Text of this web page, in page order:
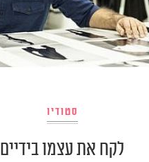
סטודיו
לקח את עצמו בידיים